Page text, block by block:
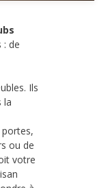
: de
Ils
la
ou de
votre